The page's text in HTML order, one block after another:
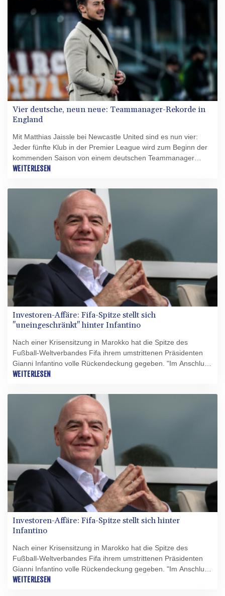
schlecht zu spielen, um ehrlich zu sein."
Vier deutsche, neun neue: Teammanager-Rekorde in
England
Mit Matthias Jaissle bei Newcastle United sind es nun vier:
Jeder fünfte Klub in der Premier League wird zum Beginn der
kommenden Saison von einem deutschen Teammanager
geführt. Das ist ebenso Rekord wie der Fakt, dass neun der 20
gewechselt haben. Die bisherige Bestmarke in Englands
höchster Fußball-Spielklasse stammte aus der Saison
2016/17, als acht Klubs wechselten - unter anderem begann
damals die Ära von Pep Guardiola bei Manchester City, die
WEITERLESEN
Investoren-Affäre: Fifa-Spitze stellt sich
"uneingeschränkt" hinter Infantino
Nach einer Krisensitzung in Marokko hat die Spitze des
Fußball-Weltverbandes Fifa ihrem umstrittenen Präsidenten
Gianni Infantino volle Rückendeckung gegeben. "Im Anschluss
an ein Treffen in Rabat bekräftigten der Fifa-Generalsekretär
uneingeschränkte Unterstützung für Fifa-Präsident Gianni
Infantino", hieß es am späten Mittwochabend in einer
Erklärung. Zugleich wurden in der den Weltfußball in Atem
haltenden Investoren-Affäre "Fehler" eingestanden.
WEITERLESEN
Investoren-Affäre: Fifa-Spitze stellt sich hinter
Infantino
Nach einer Krisensitzung in Marokko hat die Spitze des
Fußball-Weltverbandes Fifa ihrem umstrittenen Präsidenten
Gianni Infantino volle Rückendeckung gegeben. "Im Anschluss
an ein Treffen in Rabat bekräftigten der Fifa-Generalsekretär
WEITERLESEN